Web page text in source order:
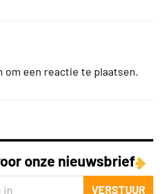
om een reactie te plaatsen.
onze nieuwsbrief
VERSTUUR